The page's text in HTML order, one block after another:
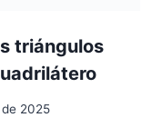
triángulos
2025